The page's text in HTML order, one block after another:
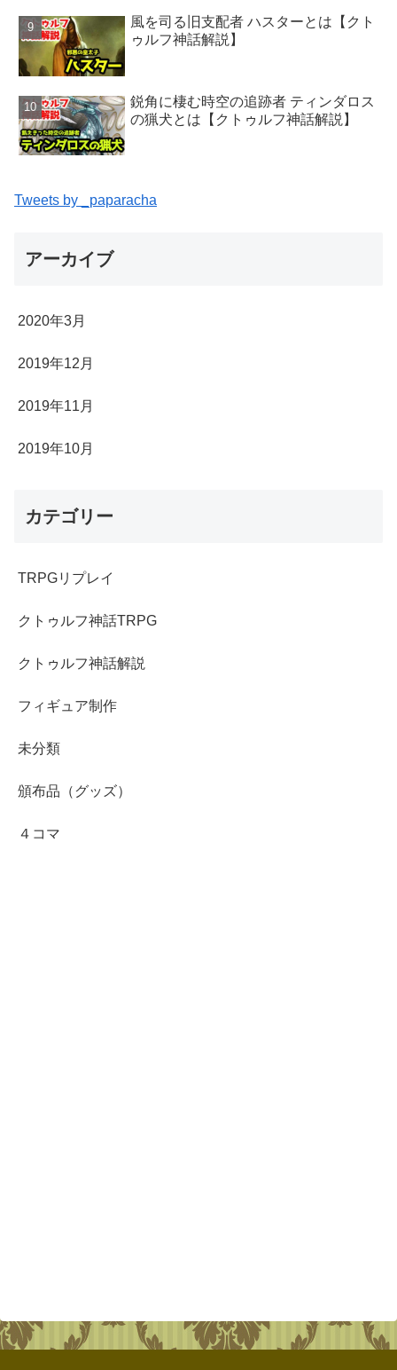
風を司る旧支配者 ハスターとは【クト
ゥルフ神話解説】
鋭角に棲む時空の追跡者 ティンダロス
の猟犬とは【クトゥルフ神話解説】
Tweets by _paparacha
アーカイブ
2020年3月
2019年12月
2019年11月
2019年10月
カテゴリー
TRPGリプレイ
クトゥルフ神話TRPG
クトゥルフ神話解説
フィギュア制作
未分類
頒布品（グッズ）
４コマ